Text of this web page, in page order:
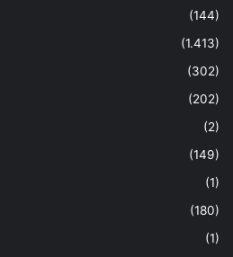
(144)
(1.413)
(302)
(202)
(2)
(149)
(1)
(180)
(1)